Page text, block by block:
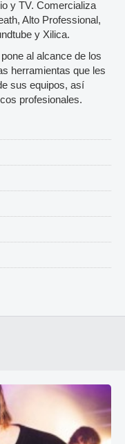
y TV. Comercializa
Alto Professional,
y Xilica.
al alcance de los
herramientas que les
sus equipos, así
profesionales.